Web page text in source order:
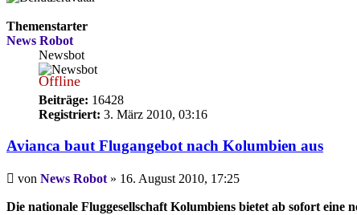
Themenstarter
News Robot
Newsbot
Offline
Beiträge: 16428
Registriert: 3. März 2010, 03:16
Avianca baut Flugangebot nach Kolumbien aus
Beitrag
von News Robot » 16. August 2010, 17:25
Die nationale Fluggesellschaft Kolumbiens bietet ab sofort